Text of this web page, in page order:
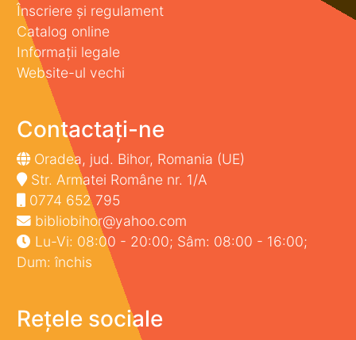
Înscriere și regulament
Catalog online
Informații legale
Website-ul vechi
Contactați-ne
Oradea, jud. Bihor, Romania (UE)
Str. Armatei Române nr. 1/A
0774 652 795
bibliobihor@yahoo.com
Lu-Vi: 08:00 - 20:00; Sâm: 08:00 - 16:00;
Dum: închis
Rețele sociale